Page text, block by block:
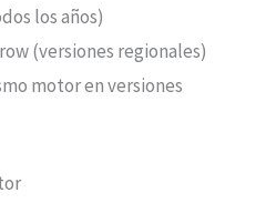
los años)
(versiones regionales)
motor en versiones